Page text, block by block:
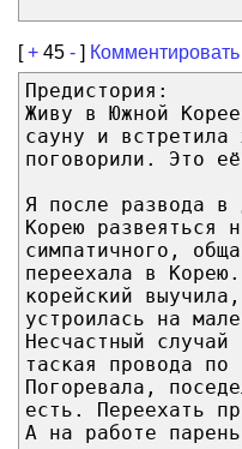
[+ 45 - ]
Предистория:
Живу в Южной
сауну и встретила
поговорили. Это
Я после развода в
Корею развеяться
симпатичного,
переехала в
корейский
устроилась на
Несчастный
таская провода
Погоревала,
есть. Переехать
А на работе